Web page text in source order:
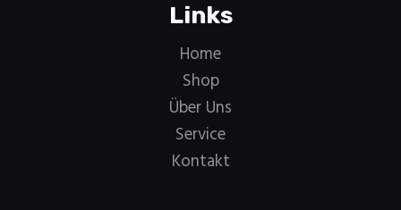
Links
Home
Shop
Über Uns
Service
Kontakt